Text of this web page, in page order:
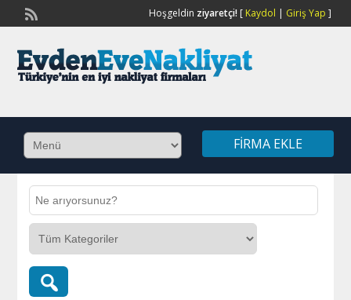
Hoşgeldin ziyaretçi![ Kaydol | Giriş Yap ]
FIRMA EKLE